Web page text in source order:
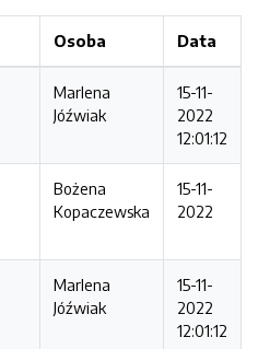
Osoba Data
Marlena
Jóźwiak
15-11-
2022
12:01:12
Bożena
Kopaczewska
15-11-
2022
Marlena
Jóźwiak
15-11-
2022
12:01:12